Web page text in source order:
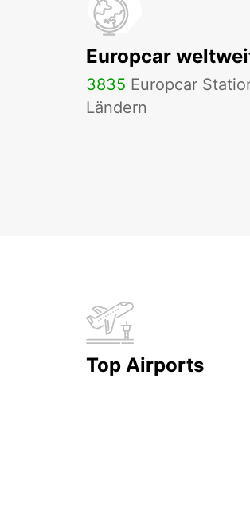
Europcar
3835 Europcar
Ländern
Top Airports